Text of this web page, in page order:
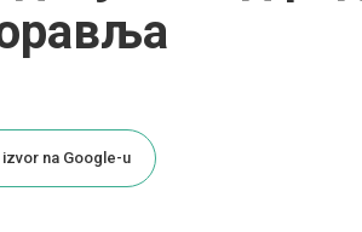
na Google-u